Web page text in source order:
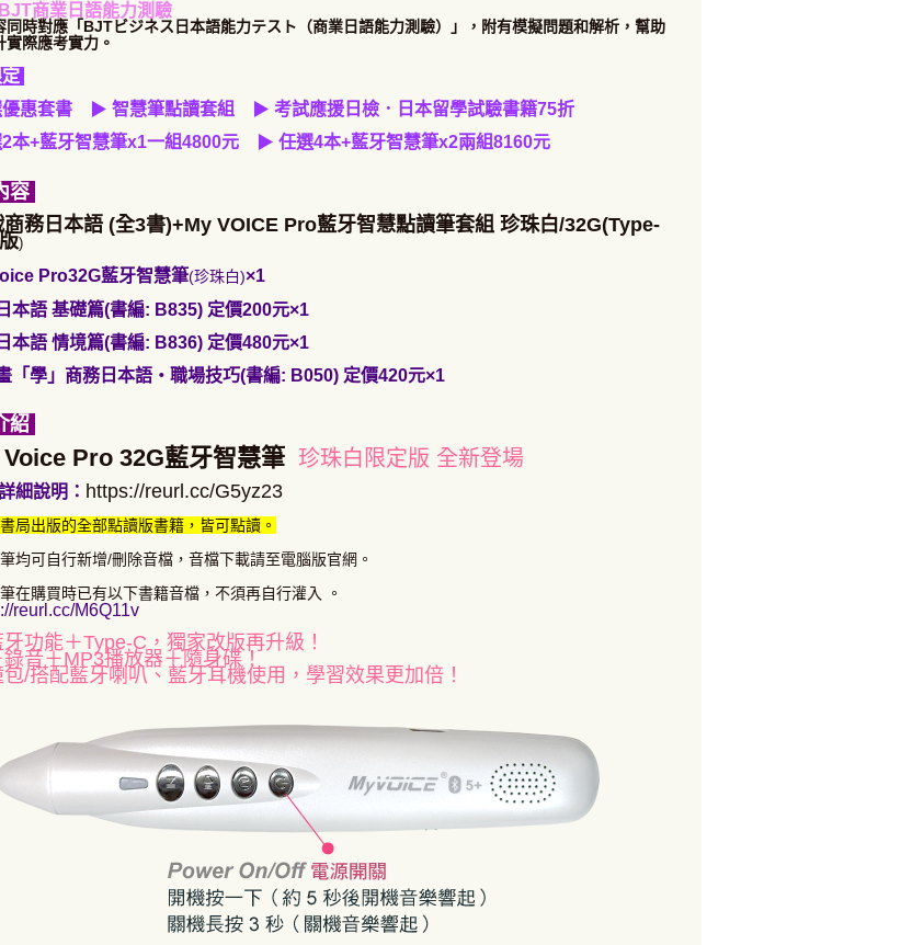
商業日語能力測驗
同時對應「BJTビジネス日本語能力テスト（商業日語能力測驗）」，附有模擬問題和解析，幫助
實際應考實力。
惠套書 ▶ 智慧筆點讀套組 ▶ 考試應援日檢．日本留學試驗書籍75折
本+藍牙智慧筆x1一組4800元 ▶ 任選4本+藍牙智慧筆x2兩組8160元
容
商務日本語 (全3書)+My VOICE Pro藍牙智慧點讀筆套組 珍珠白/32G(Type-
)
Pro32G藍牙智慧筆(珍珠白)×1
本語 基礎篇(書編: B835) 定價200元×1
本語 情境篇(書編: B836) 定價480元×1
「學」商務日本語・職場技巧(書編: B050) 定價420元×1
紹
Pro 32G藍牙智慧筆 珍珠白限定版 全新登場
細說明： https://reurl.cc/G5yz23
局出版的全部點讀版書籍，皆可點讀。
均可自行新增/刪除音檔，音檔下載請至電腦版官網。
在購買時已有以下書籍音檔，不須再自行灌入 。
reurl.cc/M6Q11v
功能＋Type-C，獨家改版再升級！
音＋MP3播放器＋隨身碟！
/搭配藍牙喇叭、藍牙耳機使用，學習效果更加倍！